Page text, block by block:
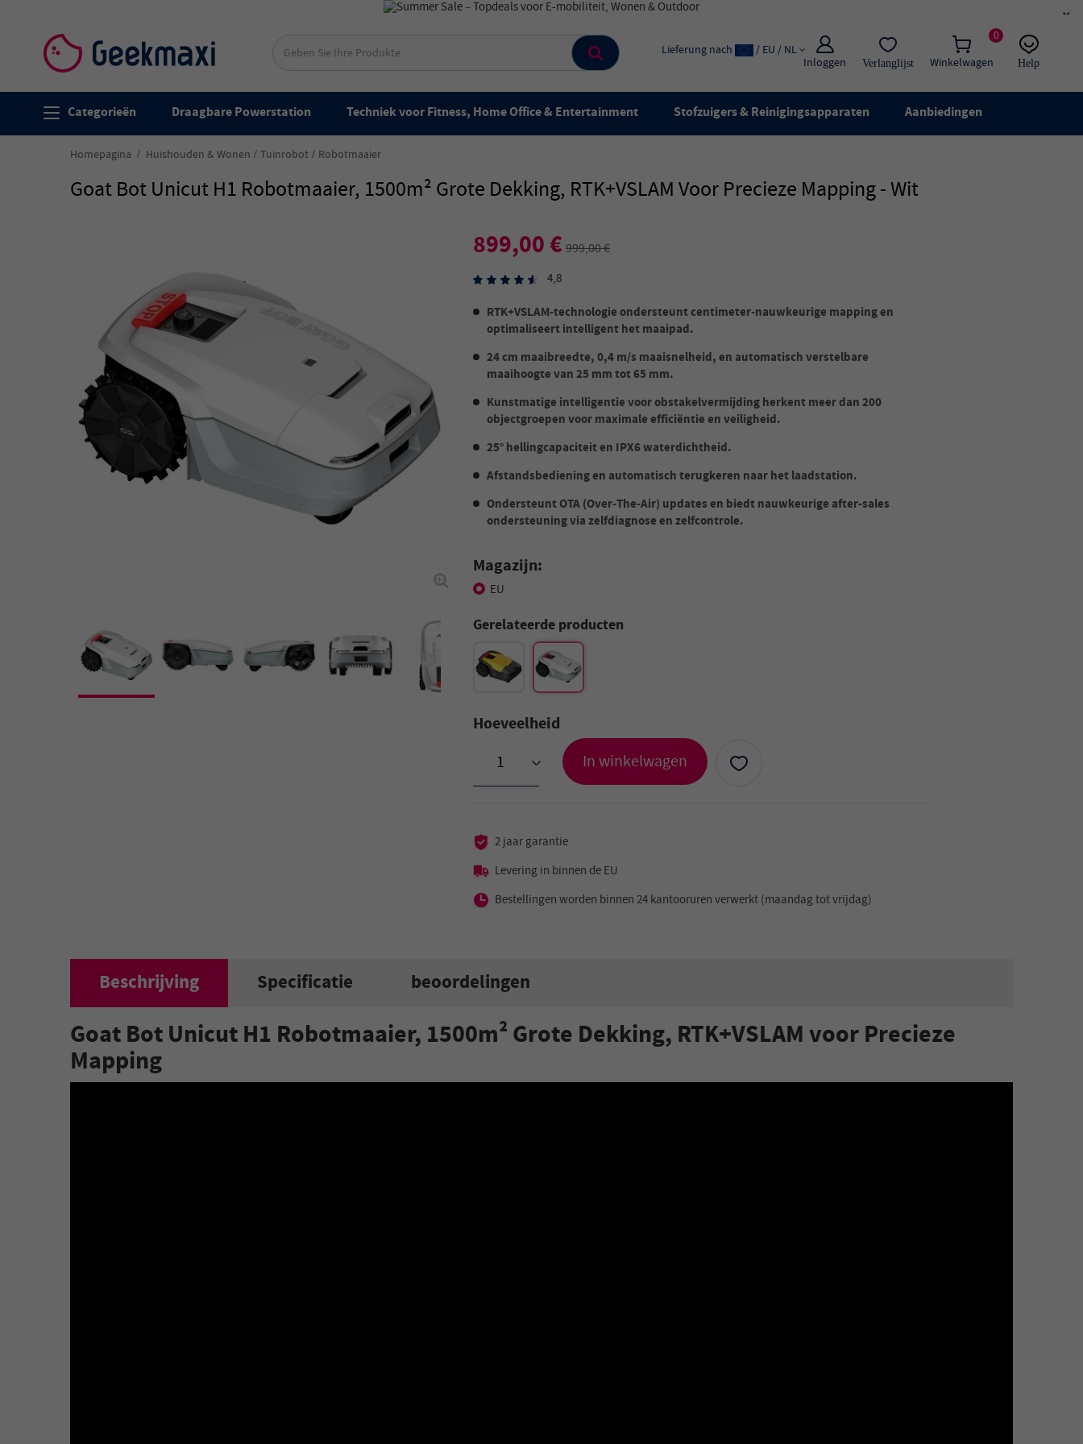
×
0
Winkelwagen
Inloggen Verlanglijst
Lieferung nach / EU / NL
Help
Live chat
Categorieën Draagbare Powerstation Techniek voor Fitness, Home Office & Entertainment Stofzuigers & Reinigingsapparaten Aanbiedingen
Homepagina Huishouden & Wonen Tuinrobot Robotmaaier
Goat Bot Unicut H1 Robotmaaier, 1500m² Grote Dekking, RTK+VSLAM Voor Precieze Mapping - Wit
899,00 €999,00 €
4,8
RTK+VSLAM-technologie ondersteunt centimeter-nauwkeurige mapping en
optimaliseert intelligent het maaipad.
24 cm maaibreedte, 0,4 m/s maaisnelheid, en automatisch verstelbare
maaihoogte van 25 mm tot 65 mm.
Kunstmatige intelligentie voor obstakelvermijding herkent meer dan 200
objectgroepen voor maximale efficiëntie en veiligheid.
25° hellingcapaciteit en IPX6 waterdichtheid.
Afstandsbediening en automatisch terugkeren naar het laadstation.
Ondersteunt OTA (Over-The-Air) updates en biedt nauwkeurige after-sales
ondersteuning via zelfdiagnose en zelfcontrole.
Magazijn:
EU
Gerelateerde producten
Hoeveelheid
> In winkelwagen
2 jaar garantie
Levering in binnen de EU
Bestellingen worden binnen 24 kantooruren verwerkt (maandag tot vrijdag)
Beschrijving Specificatie beoordelingen
Goat Bot Unicut H1 Robotmaaier, 1500m² Grote Dekking, RTK+VSLAM voor Precieze
Mapping